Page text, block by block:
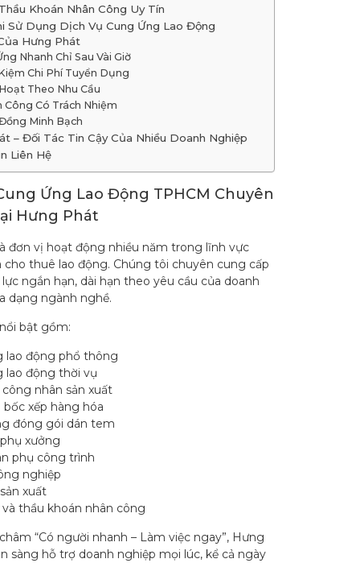
Khoán Nhân Công Uy Tín
Sử Dụng Dịch Vụ Cung Ứng Lao Động
Hưng Phát
Nhanh Chỉ Sau Vài Giờ
Chi Phí Tuyển Dụng
Theo Nhu Cầu
Công Có Trách Nhiệm
Minh Bạch
– Đối Tác Tin Cậy Của Nhiều Doanh Nghiệp
Liên Hệ
Ứng Lao Động TPHCM Chuyên
Hưng Phát
đơn vị hoạt động nhiều năm trong lĩnh vực
cho thuê lao động. Chúng tôi chuyên cung cấp
ngắn hạn, dài hạn theo yêu cầu của doanh
dạng ngành nghề.
bật gồm:
lao động phổ thông
lao động thời vụ
nhân sản xuất
xếp hàng hóa
đóng gói dán tem
xưởng
phụ công trình
nghiệp
xuất
và thầu khoán nhân công
“Có người nhanh – Làm việc ngay”, Hưng
sàng hỗ trợ doanh nghiệp mọi lúc, kể cả ngày